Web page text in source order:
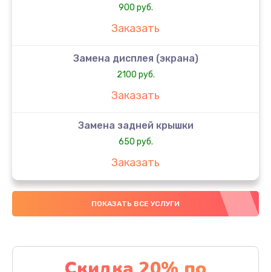
900 руб.
Заказать
Замена дисплея (экрана)
2100 руб.
Заказать
Замена задней крышки
650 руб.
Заказать
Замена аккумулятора
4000 руб.
Замена материнской платы
ПОКАЗАТЬ ВСЕ УСЛУГИ